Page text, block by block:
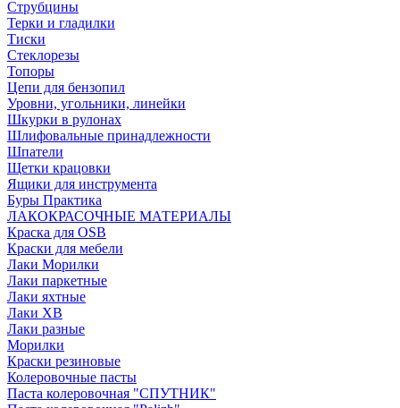
Струбцины
Терки и гладилки
Тиски
Стеклорезы
Топоры
Цепи для бензопил
Уровни, угольники, линейки
Шкурки в рулонах
Шлифовальные принадлежности
Шпатели
Щетки крацовки
Ящики для инструмента
Буры Практика
ЛАКОКРАСОЧНЫЕ МАТЕРИАЛЫ
Краска для OSB
Краски для мебели
Лаки Морилки
Лаки паркетные
Лаки яхтные
Лаки ХВ
Лаки разные
Морилки
Краски резиновые
Колеровочные пасты
Паста колеровочная "СПУТНИК"